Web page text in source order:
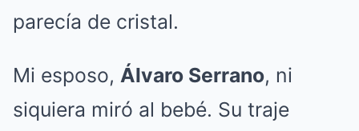
parecía de cristal.
Mi esposo, Álvaro Serrano, ni
siquiera miró al bebé. Su traje